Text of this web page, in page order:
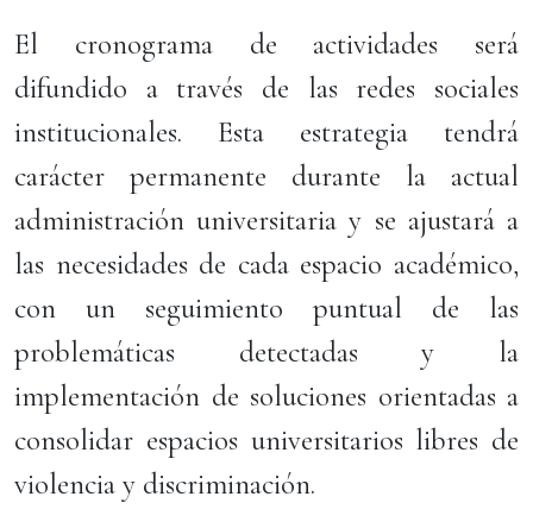
El cronograma de actividades será
difundido a través de las redes sociales
institucionales. Esta estrategia tendrá
carácter permanente durante la actual
administración universitaria y se ajustará a
las necesidades de cada espacio académico,
con un seguimiento puntual de las
problemáticas detectadas y la
implementación de soluciones orientadas a
consolidar espacios universitarios libres de
violencia y discriminación.